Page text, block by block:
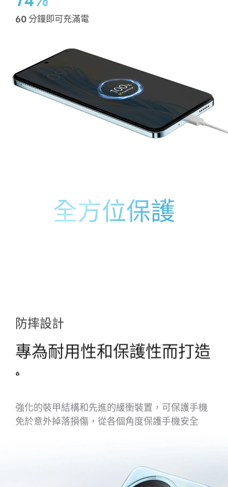
60 分鐘即可充滿電
全方位保護
防摔設計
專為耐用性和保護性而打造
6
強化的裝甲結構和先進的緩衝裝置，可保護手機
免於意外掉落損傷，從各個角度保護手機安全